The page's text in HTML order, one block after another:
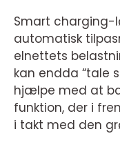
Smart charging-
automatisk
elnettets
kan endda “tale
hjælpe med at
funktion, der i
i takt med den